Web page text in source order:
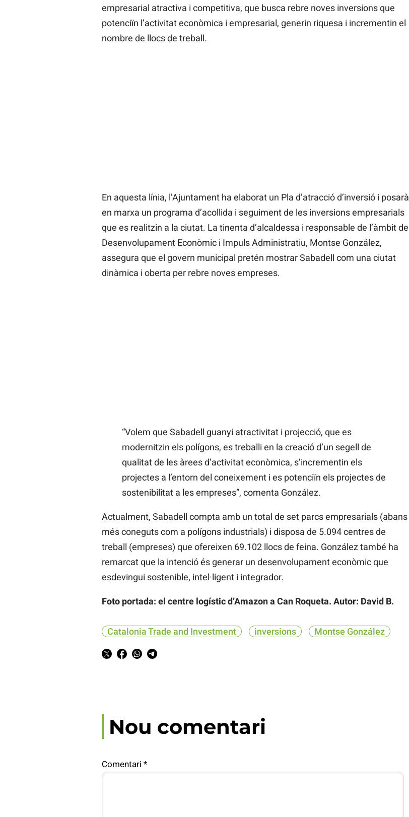
empresarial atractiva i competitiva, que busca rebre noves inversions que
potenciïn l’activitat econòmica i empresarial, generin riquesa i incrementin el
nombre de llocs de treball.
En aquesta línia, l’Ajuntament ha elaborat un Pla d’atracció d’inversió i posarà
en marxa un programa d’acollida i seguiment de les inversions empresarials
que es realitzin a la ciutat. La tinenta d’alcaldessa i responsable de l’àmbit de
Desenvolupament Econòmic i Impuls Administratiu, Montse González,
assegura que el govern municipal pretén mostrar Sabadell com una ciutat
dinàmica i oberta per rebre noves empreses.
“Volem que Sabadell guanyi atractivitat i projecció, que es
modernitzin els polígons, es treballi en la creació d’un segell de
qualitat de les àrees d’activitat econòmica, s’incrementin els
projectes a l’entorn del coneixement i es potenciïn els projectes de
sostenibilitat a les empreses”, comenta González.
Actualment, Sabadell compta amb un total de set parcs empresarials (abans
més coneguts com a polígons industrials) i disposa de 5.094 centres de
treball (empreses) que ofereixen 69.102 llocs de feina. González també ha
remarcat que la intenció és generar un desenvolupament econòmic que
esdevingui sostenible, intel·ligent i integrador.
Foto portada: el centre logístic d’Amazon a Can Roqueta. Autor: David B.
Catalonia Trade and Investment inversions Montse González
Nou comentari
Comentari *